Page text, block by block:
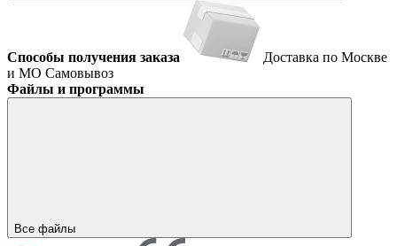
Способы получения заказа
Доставка по Москве
и МО Самовывоз
Файлы и программы
Все файлы